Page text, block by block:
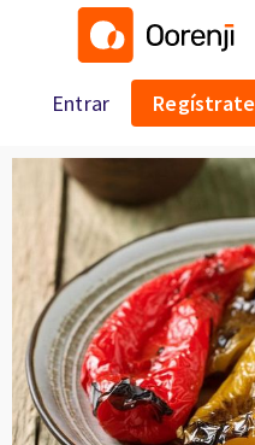
Entrar Regístrate